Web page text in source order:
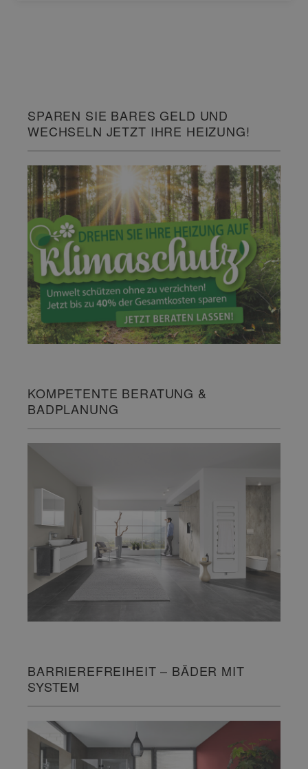
SPAREN SIE BARES GELD UND
WECHSELN JETZT IHRE HEIZUNG!
KOMPETENTE BERATUNG &
BADPLANUNG
BARRIEREFREIHEIT – BÄDER MIT
SYSTEM